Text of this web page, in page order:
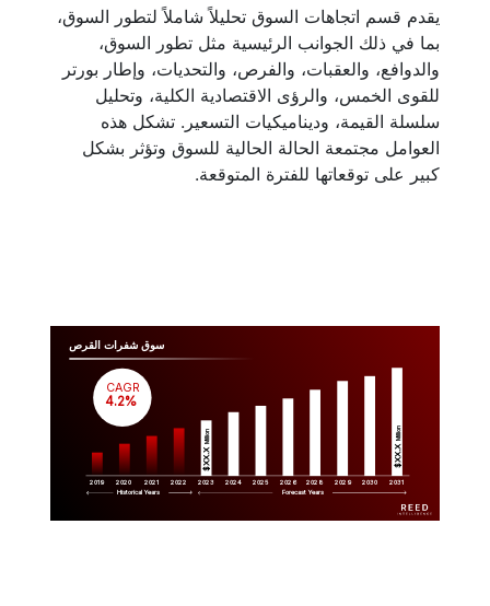
يقدم قسم اتجاهات السوق تحليلاً شاملاً لتطور السوق،
بما في ذلك الجوانب الرئيسية مثل تطور السوق،
والدوافع، والعقبات، والفرص، والتحديات، وإطار بورتر
للقوى الخمس، والرؤى الاقتصادية الكلية، وتحليل
سلسلة القيمة، وديناميكيات التسعير. تشكل هذه
العوامل مجتمعة الحالة الحالية للسوق وتؤثر بشكل
كبير على توقعاتها للفترة المتوقعة.
سوق شفرات القرص
2019 2020 2021 2022 2023 2024 2025 2026 2028 2029 2030 2031
$XX.X
Million
$XX.X
Million
CAGR
4.2%
Historical Years Forecast Years